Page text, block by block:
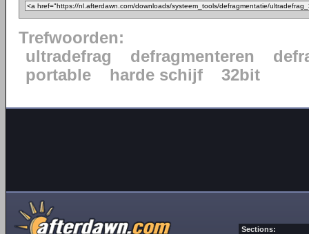
Trefwoorden:
ultradefrag
defragmenteren
portable
harde schijf 32bit
Sections: